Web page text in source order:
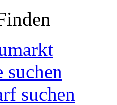
suchen
suchen